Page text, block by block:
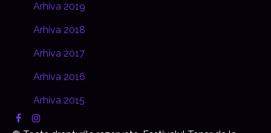
Arhiva 2019
Arhiva 2018
Arhiva 2017
Arhiva 2016
Arhiva 2015